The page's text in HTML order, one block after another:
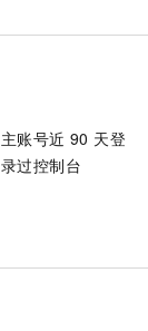
主账号近 90 天登
录过控制台